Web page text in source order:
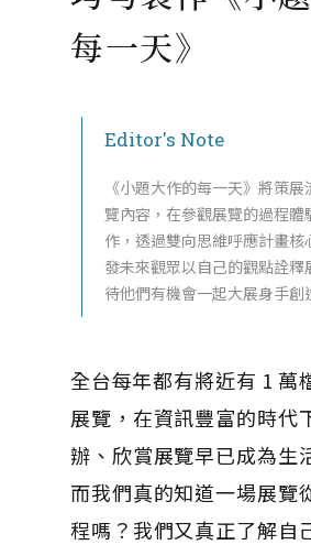
每一天》
Editor's Note
《小題大作的每一天》將策展
覽內容，在參觀展覽的過程體
作，透過雙向思維呼應計畫核
發未來觀眾以自己的觀點詮釋
待他們有機會一起大展身手創
全台每年都有將近有 1 萬
展覽，在資訊豐富的時代
辦、欣賞展覽早已成為生
而我們真的知道一場展覽
程嗎？我們又真正了解自